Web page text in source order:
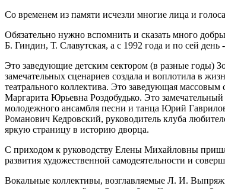
Со временем из памяти исчезли многие лица и
Обязательно нужно вспомнить и сказать много
Б. Гиндин, Т. Славутская, а с 1992 года и по сей
Это заведующие детским сектором (в разные годы)
замечательных сценариев создала и воплотила в
театрального коллектива. Это заведующая
Маргарита Юрьевна Роздобудько. Это
молодежного ансамбля песни и танца Юрий
Романович Кедровский, руководитель клуба
яркую страницу в историю дворца.
С приходом к руководству Елены Михайловны
развития художественной самодеятельности и
Вокальные коллективы, возглавляемые Л. И.